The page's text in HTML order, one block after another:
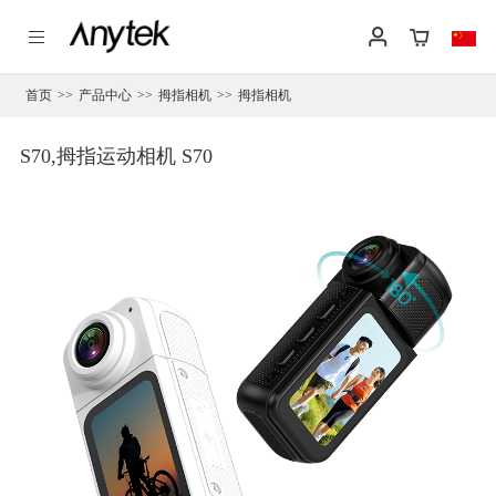
首页 >> 产品中心 >> 拇指相机 >> 拇指相机
S70,拇指运动相机 S70